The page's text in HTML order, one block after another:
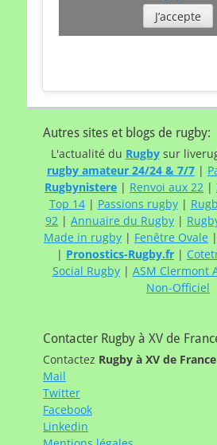
J’accepte
Autres sites et blogs de rugby:
L'actualité du Rugbysur
rugby amateur 24/24 & 7/7 |
Rugbynistere | Renvoi aux 22 |
Top 14| Passions rugby|
92 | Annuaire du Rugby |
Made in rugby | Fenêtre Ovale |
| Pronostics-Rugby.fr |
Social Rugby| ASM Clermont
Non-Officiel
Contacter Rugby à XV de
Contactez Rugby à XV de France
Mail
Twitter
Facebook
Linkedin